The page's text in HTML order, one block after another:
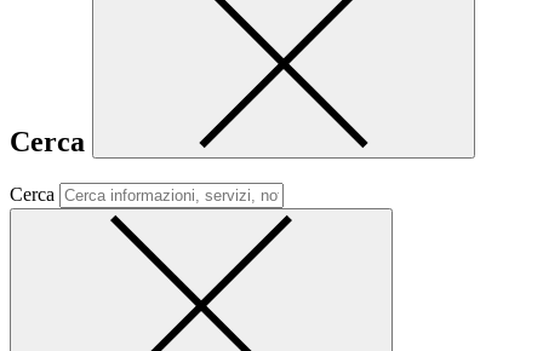
Cerca
Cerca